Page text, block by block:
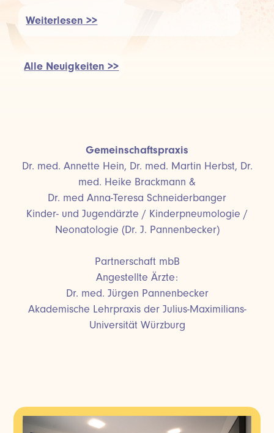
Weiterlesen >>
Alle Neuigkeiten >>
Gemeinschaftspraxis
Dr. med. Annette Hein, Dr. med. Martin Herbst, Dr.
med. Heike Brackmann &
Dr. med Anna-Teresa Schneiderbanger
Kinder- und Jugendärzte / Kinderpneumologie /
Neonatologie (Dr. J. Pannenbecker)
Partnerschaft mbB
Angestellte Ärzte:
Dr. med. Jürgen Pannenbecker
Akademische Lehrpraxis der Julius-Maximilians-
Universität Würzburg